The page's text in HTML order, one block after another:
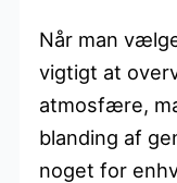
Når man
vigtigt at
atmosfære,
blanding af
noget for